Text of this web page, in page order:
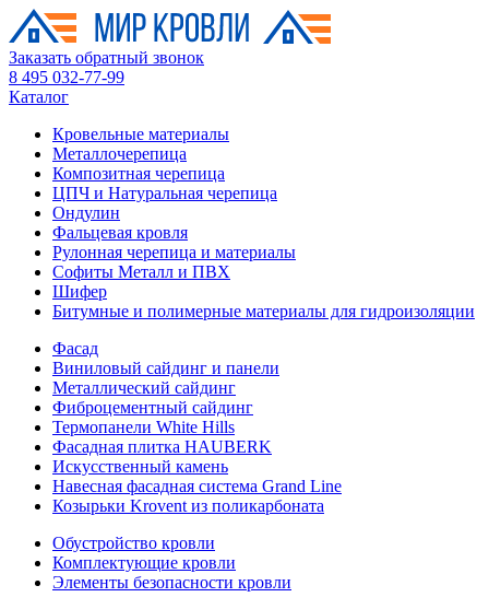
Заказать обратный звонок
8 495 032-77-99
Каталог
Кровельные материалы
Металлочерепица
Композитная черепица
ЦПЧ и Натуральная черепица
Ондулин
Фальцевая кровля
Рулонная черепица и материалы
Софиты Металл и ПВХ
Шифер
Битумные и полимерные материалы для гидроизоляции
Фасад
Виниловый сайдинг и панели
Металлический сайдинг
Фиброцементный сайдинг
Термопанели White Hills
Фасадная плитка HAUBERK
Искусственный камень
Навесная фасадная система Grand Line
Козырьки Krovent из поликарбоната
Обустройство кровли
Комплектующие кровли
Элементы безопасности кровли